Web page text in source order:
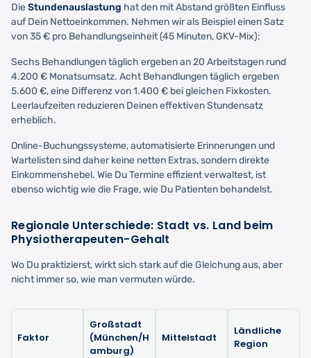
DieStundenauslastung hat den mit Abstand größten Einfluss
auf Dein Nettoeinkommen. Nehmen wir als Beispiel einen Satz
von 35 € pro Behandlungseinheit (45 Minuten, GKV-Mix):
Sechs Behandlungen täglich ergeben an 20 Arbeitstagen rund
4.200 € Monatsumsatz. Acht Behandlungen täglich ergeben
5.600 €, eine Differenz von 1.400 € bei gleichen Fixkosten.
Leerlaufzeiten reduzieren Deinen effektiven Stundensatz
erheblich.
Online-Buchungssysteme, automatisierte Erinnerungen und
Wartelisten sind daher keine netten Extras, sondern direkte
Einkommenshebel. Wie Du Termine effizient verwaltest, ist
ebenso wichtig wie die Frage, wie Du Patienten behandelst.
Regionale Unterschiede: Stadt vs. Land beim
Physiotherapeuten-Gehalt
Wo Du praktizierst, wirkt sich stark auf die Gleichung aus, aber
nicht immer so, wie man vermuten würde.
Faktor
Großstadt
(München/H
amburg)
Mittelstadt
Ländliche
Region